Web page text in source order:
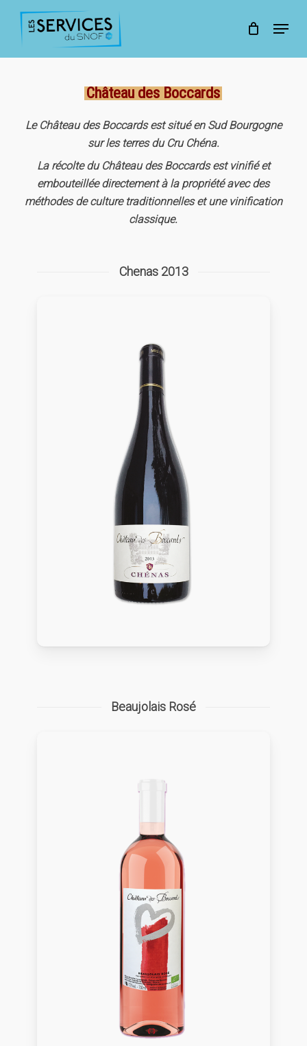
main
content
Menu
Château des Boccards
Le Château des Boccards est situé en Sud Bourgogne
sur les terres du Cru Chéna.
La récolte du Château des Boccards est vinifié et
embouteillée directement à la propriété avec des
méthodes de culture traditionnelles et une vinification
classique.
Chenas 2013
Beaujolais Rosé